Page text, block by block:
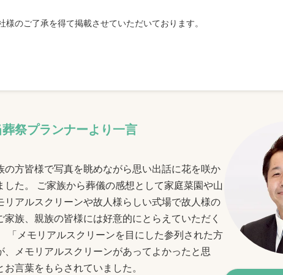
のご了承を得て掲載させていただいております。
祭プランナーより一言
の方皆様で写真を眺めながら思い出話に花を咲か
した。 ご家族から葬儀の感想として家庭菜園や山
リアルスクリーンや故人様らしい式場で故人様の
族、親族の皆様には好意的にとらえていただく
「メモリアルスクリーンを目にした参列された方
、メモリアルスクリーンがあってよかったと思
言葉をもらされていました。